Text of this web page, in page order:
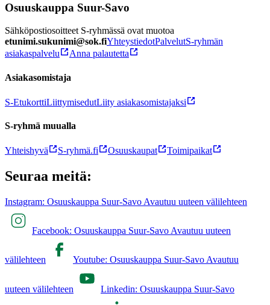
Osuuskauppa Suur-Savo
Sähköpostiosoitteet S-ryhmässä ovat muotoa
etunimi.sukunimi@sok.fiYhteystiedotPalvelutS-ryhmän
asiakaspalvelu
Anna palautetta
Asiakasomistaja
S-EtukorttiLiittymisedutLiity asiakasomistajaksi
S-ryhmä muualla
Yhteishyvä S-ryhmä.fi Osuuskaupat Toimipaikat
Seuraa meitä:
Instagram: Osuuskauppa Suur-Savo Avautuu uuteen välilehteen
Facebook: Osuuskauppa Suur-Savo Avautuu uuteen
välilehteen Youtube: Osuuskauppa Suur-Savo Avautuu
uuteen välilehteen Linkedin: Osuuskauppa Suur-Savo